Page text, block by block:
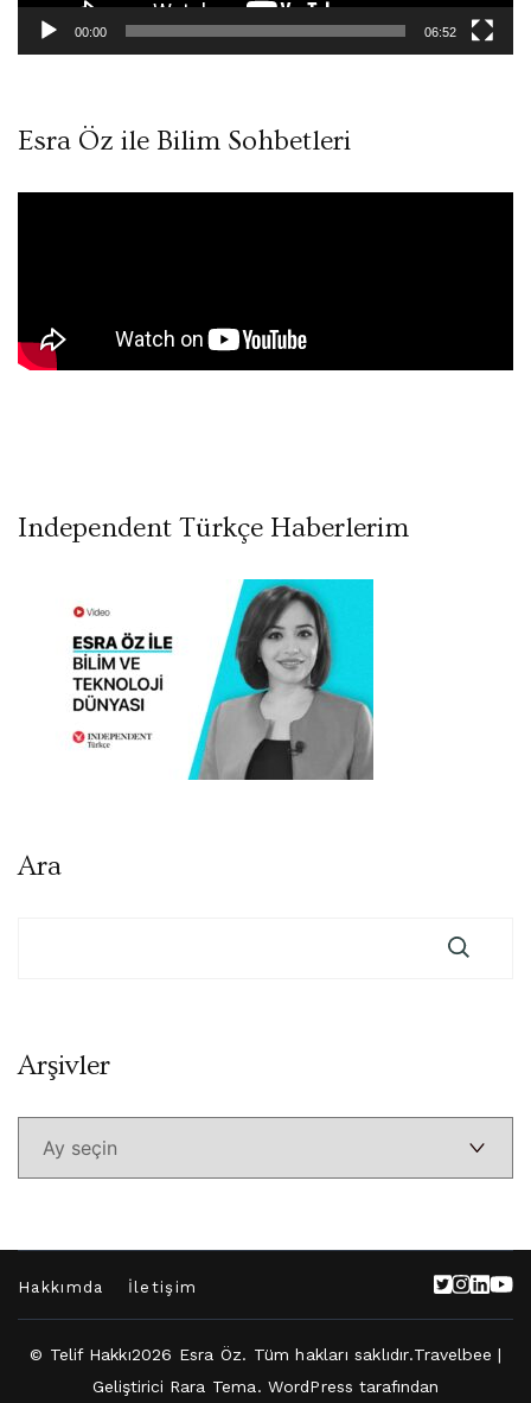
00:00 06:52
Esra Öz ile Bilim Sohbetleri
Independent Türkçe Haberlerim
Ara
ArşivlerArşivler
Hakkımda İletişim
© Telif Hakkı2026 Esra Öz. Tüm hakları saklıdır.Travelbee |
Geliştirici Rara Tema. WordPress tarafından